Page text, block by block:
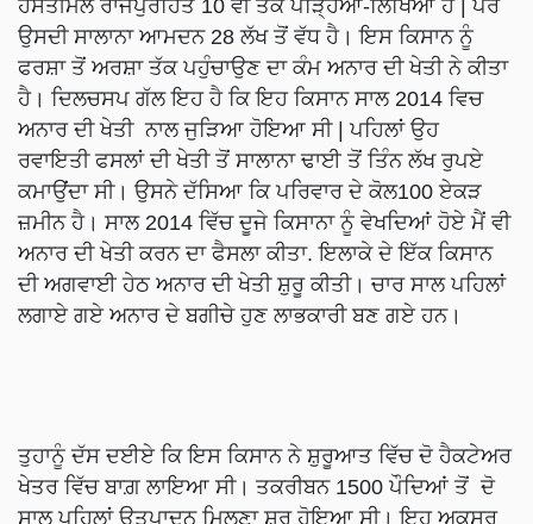
ਹਸਤੀਮਲ ਰਾਜਪੁਰੋਹਿਤ 10 ਵੀਂ ਤੱਕ ਪੜ੍ਹਿਆ-ਲਿਖਿਆ ਹੈ | ਪਰ
ਉਸਦੀ ਸਾਲਾਨਾ ਆਮਦਨ 28 ਲੱਖ ਤੋਂ ਵੱਧ ਹੈ। ਇਸ ਕਿਸਾਨ ਨੂੰ
ਫਰਸ਼ਾ ਤੋਂ ਅਰਸ਼ਾ ਤੱਕ ਪਹੁੰਚਾਉਣ ਦਾ ਕੰਮ ਅਨਾਰ ਦੀ ਖੇਤੀ ਨੇ ਕੀਤਾ
ਹੈ। ਦਿਲਚਸਪ ਗੱਲ ਇਹ ਹੈ ਕਿ ਇਹ ਕਿਸਾਨ ਸਾਲ 2014 ਵਿਚ
ਅਨਾਰ ਦੀ ਖੇਤੀ ਨਾਲ ਜੁੜਿਆ ਹੋਇਆ ਸੀ | ਪਹਿਲਾਂ ਉਹ
ਰਵਾਇਤੀ ਫਸਲਾਂ ਦੀ ਖੇਤੀ ਤੋਂ ਸਾਲਾਨਾ ਢਾਈ ਤੋਂ ਤਿੰਨ ਲੱਖ ਰੁਪਏ
ਕਮਾਉਂਦਾ ਸੀ। ਉਸਨੇ ਦੱਸਿਆ ਕਿ ਪਰਿਵਾਰ ਦੇ ਕੋਲ100 ਏਕੜ
ਜ਼ਮੀਨ ਹੈ। ਸਾਲ 2014 ਵਿੱਚ ਦੂਜੇ ਕਿਸਾਨਾ ਨੂੰ ਵੇਖਦਿਆਂ ਹੋਏ ਮੈਂ ਵੀ
ਅਨਾਰ ਦੀ ਖੇਤੀ ਕਰਨ ਦਾ ਫੈਸਲਾ ਕੀਤਾ. ਇਲਾਕੇ ਦੇ ਇੱਕ ਕਿਸਾਨ
ਦੀ ਅਗਵਾਈ ਹੇਠ ਅਨਾਰ ਦੀ ਖੇਤੀ ਸ਼ੁਰੂ ਕੀਤੀ। ਚਾਰ ਸਾਲ ਪਹਿਲਾਂ
ਲਗਾਏ ਗਏ ਅਨਾਰ ਦੇ ਬਗੀਚੇ ਹੁਣ ਲਾਭਕਾਰੀ ਬਣ ਗਏ ਹਨ।
ਤੁਹਾਨੂੰ ਦੱਸ ਦਈਏ ਕਿ ਇਸ ਕਿਸਾਨ ਨੇ ਸ਼ੁਰੂਆਤ ਵਿੱਚ ਦੋ ਹੈਕਟੇਅਰ
ਖੇਤਰ ਵਿੱਚ ਬਾਗ਼ ਲਾਇਆ ਸੀ। ਤਕਰੀਬਨ 1500 ਪੌਦਿਆਂ ਤੋਂ ਦੋ
ਸਾਲ ਪਹਿਲਾਂ ਉਤਪਾਦਨ ਮਿਲਣਾ ਸ਼ੁਰੂ ਹੋਇਆ ਸੀ। ਇਹ ਅਕਸਰ